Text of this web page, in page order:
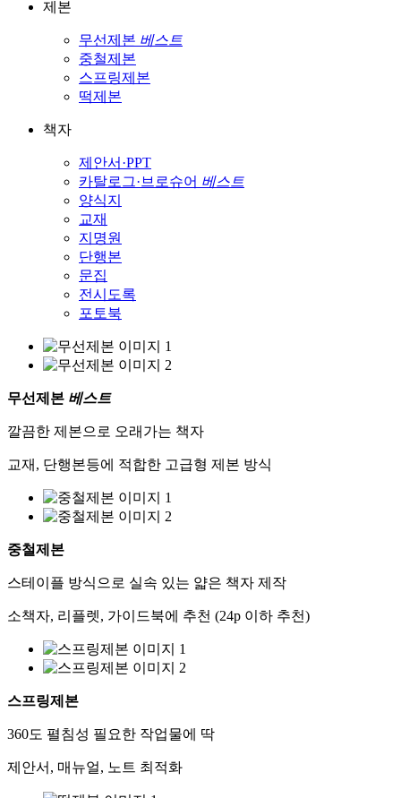
제본
무선제본 베스트
중철제본
스프링제본
떡제본
책자
제안서·PPT
카탈로그·브로슈어 베스트
양식지
교재
지명원
단행본
문집
전시도록
포토북
무선제본 베스트
깔끔한 제본으로 오래가는 책자
교재, 단행본등에 적합한 고급형 제본 방식
중철제본
스테이플 방식으로 실속 있는 얇은 책자 제작
소책자, 리플렛, 가이드북에 추천 (24p 이하 추천)
스프링제본
360도 펼침성 필요한 작업물에 딱
제안서, 매뉴얼, 노트 최적화